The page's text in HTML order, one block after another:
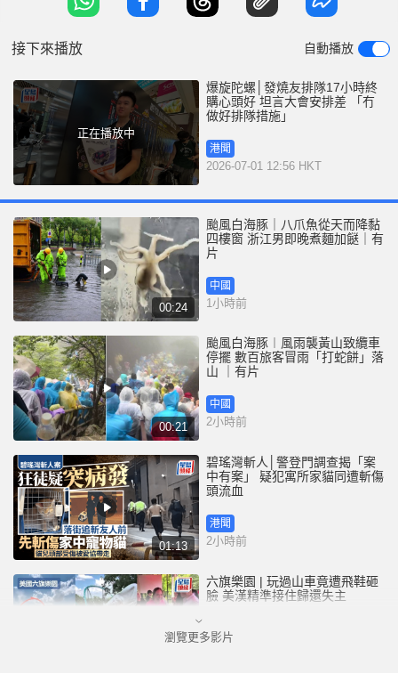
幾多買幾多 前一晚提早「截龍」惹議 大會於早上11
接下來播放 自動播放
正在播放中
爆旋陀螺│發燒友排隊17小時終
購心頭好 坦言大會安排差 「冇
做好排隊措施」
港聞
2026-07-01 12:56 HKT
00:24
颱風白海豚｜八爪魚從天而降黏
四樓窗 浙江男即晚煮麵加餸｜有
片
中國
1小時前
00:21
颱風白海豚︱風雨襲黃山致纜車
停擺 數百旅客冒雨「打蛇餅」落
山 ｜有片
中國
2小時前
01:13
碧瑤灣斬人│警登門調查揭「案
中有案」 疑犯寓所家貓同遭斬傷
頭流血
港聞
2小時前
六旗樂園 | 玩過山車竟遭飛鞋砸
臉 美漢精準接住歸還失主
港聞
瀏覽更多影片